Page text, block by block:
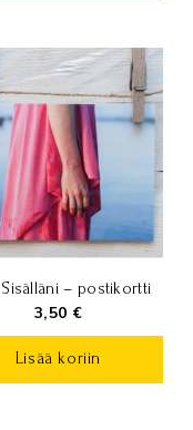
– postikortti
3,50 €
Lisää koriin